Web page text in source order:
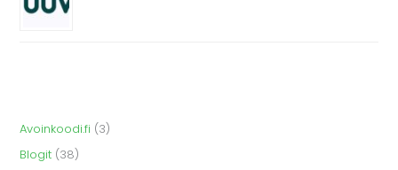
Avoinkoodi.fi (3)
Blogit (38)